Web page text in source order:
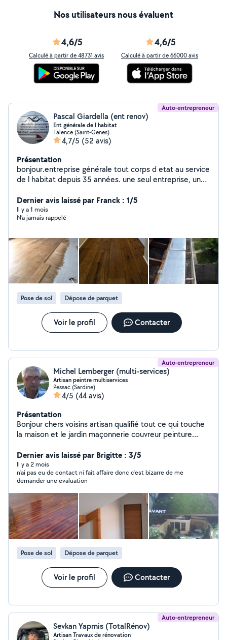
Nos utilisateurs nous évaluent
4,6/5
Calculé à partir de 48731 avis
4,6/5
Calculé à partir de 66000 avis
Auto-entrepreneur
Pascal Giardella (ent renov)
Ent générale de l habitat
Talence (Saint-Genes)
4,7/5 (52 avis)
Présentation
bonjour.entreprise générale tout corps d etat au service
de l habitat depuis 35 années. une seul entreprise, un
de a à z intérieur et extérieur. devis et déplacement
gratuit
Dernier avis laissé par Franck : 1/5
Il y a 1 mois
N’a jamais rappelé
Pose de sol Dépose de parquet
Voir le profil Contacter
Auto-entrepreneur
Michel Lemberger (multi-services)
Artisan peintre multiservices
Pessac (Sardine)
4/5 (44 avis)
Présentation
Bonjour chers voisins artisan qualifié tout ce qui touche
la maison et le jardin maçonnerie couvreur peinture
et déchets et autres
Dernier avis laissé par Brigitte : 3/5
Il y a 2 mois
n'ai pas eu de contact ni fait affaire donc c'est bizarre de me
demander une evaluation
Pose de sol Dépose de parquet
Voir le profil Contacter
Auto-entrepreneur
Sevkan Yapmis (TotalRénov)
Artisan Travaux de rénovation